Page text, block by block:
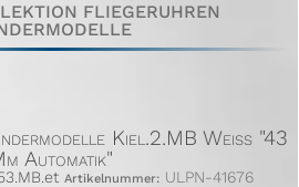
FLIEGERUHREN
Kiel.2.MB Weiss "43
Automatik"
Artikelnummer:ULPN-41676